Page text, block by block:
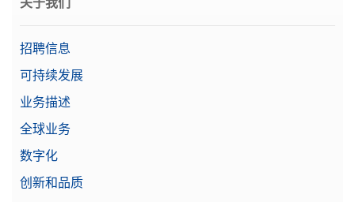
关于我们
招聘信息
可持续发展
业务描述
全球业务
数字化
创新和品质